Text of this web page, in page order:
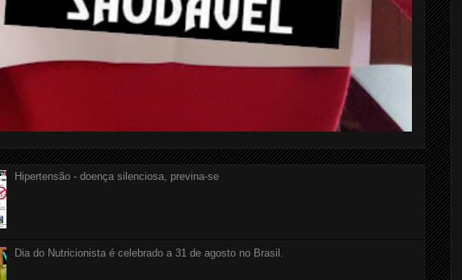
Hipertensão - doença silenciosa, previna-se
Dia do Nutricionista é celebrado a 31 de agosto no Brasil.